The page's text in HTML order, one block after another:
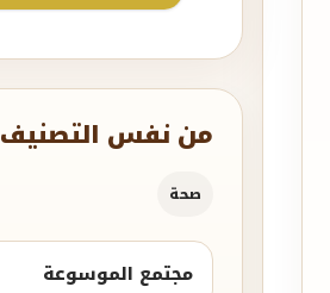
من نفس التصنيف
صحة
مجتمع الموسوعة